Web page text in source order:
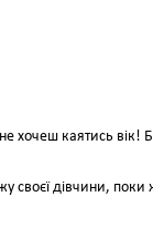
каятись вік!
своєї дівчини,